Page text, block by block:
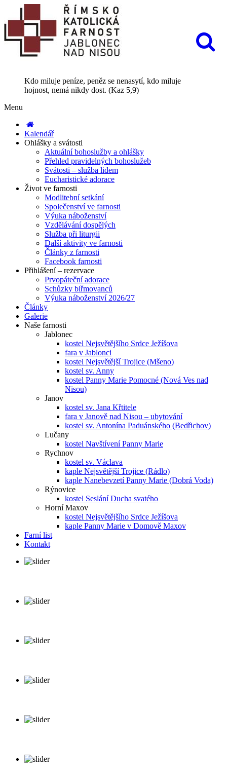
Kdo miluje peníze, peněz se nenasytí, kdo miluje
hojnost, nemá nikdy dost. (Kaz 5,9)
Menu
Kalendář
Ohlášky a svátosti
Aktuální bohoslužby a ohlášky
Přehled pravidelných bohoslužeb
Svátosti – služba lidem
Eucharistické adorace
Život ve farnosti
Modlitební setkání
Společenství ve farnosti
Výuka náboženství
Vzdělávání dospělých
Služba při liturgii
Další aktivity ve farnosti
Články z farnosti
Facebook farnosti
Přihlášení – rezervace
Prvopáteční adorace
Schůzky biřmovanců
Výuka náboženství 2026/27
Články
Galerie
Naše farnosti
Jablonec
kostel Nejsvětějšího Srdce Ježíšova
fara v Jablonci
kostel Nejsvětější Trojice (Mšeno)
kostel sv. Anny
kostel Panny Marie Pomocné (Nová Ves nad
Nisou)
Janov
kostel sv. Jana Křtitele
fara v Janově nad Nisou – ubytování
kostel sv. Antonína Paduánského (Bedřichov)
Lučany
kostel Navštívení Panny Marie
Rychnov
kostel sv. Václava
kaple Nejsvětější Trojice (Rádlo)
kaple Nanebevzetí Panny Marie (Dobrá Voda)
Rýnovice
kostel Seslání Ducha svatého
Horní Maxov
kostel Nejsvětějšího Srdce Ježíšova
kaple Panny Marie v Domově Maxov
Farní list
Kontakt